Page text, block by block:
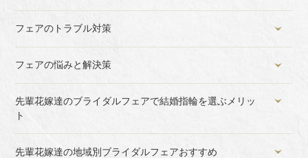
フェアのトラブル対策
フェアの悩みと解決策
先輩花嫁達のブライダルフェアで結婚指輪を選ぶメリッ
ト
先輩花嫁達の地域別ブライダルフェアおすすめ